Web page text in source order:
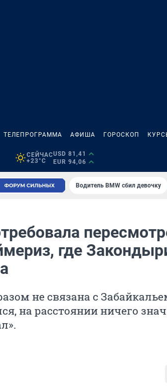
ТЕЛЕПРОГРАММА АФИША ГОРОСКОП
СЕЙЧАС
+23°C
USD 81,41
EUR 94,06
Водитель BMW сбил девочку
где
не связана с
на расстоянии ничего